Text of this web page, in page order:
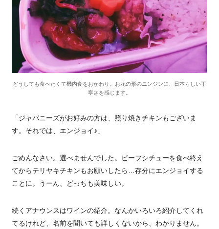
どうしても食べたくて機内食をおかわり。お花の形のニンジンに、日本らしい丁
寧さを感じます。
「ジャパニーズがお好みの方は、照り焼きチキンもございま
す。それでは、エンジョイ♪」
ごめんなさい。選べませんでした。ビーフシチューを食べ終え
てからテリヤキチキンもお願いしたら…存分にエンジョイする
ことに。うーん、どっちも美味しい。
続くアナウンスはワインの紹介。なんかいろいろ紹介してくれ
てるけれど、名前を聞いても詳しくないから、わかりません。